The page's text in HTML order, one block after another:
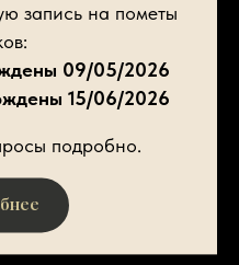
запись на пометы
09/05/2026
15/06/2026
подробно.